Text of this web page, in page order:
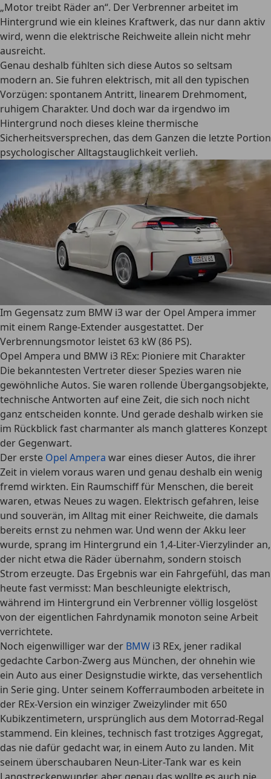
„Motor treibt Räder an“. Der Verbrenner arbeitet im
Hintergrund wie ein kleines Kraftwerk, das nur dann aktiv
wird, wenn die elektrische Reichweite allein nicht mehr
ausreicht.
Genau deshalb fühlten sich diese Autos so seltsam
modern an. Sie fuhren elektrisch, mit all den typischen
Vorzügen: spontanem Antritt, linearem Drehmoment,
ruhigem Charakter. Und doch war da irgendwo im
Hintergrund noch dieses kleine thermische
Sicherheitsversprechen, das dem Ganzen die letzte Portion
psychologischer Alltagstauglichkeit verlieh.
Im Gegensatz zum BMW i3 war der Opel Ampera immer
mit einem Range-Extender ausgestattet. Der
Verbrennungsmotor leistet 63 kW (86 PS).
Opel Ampera und BMW i3 REx: Pioniere mit Charakter
Die bekanntesten Vertreter dieser Spezies waren nie
gewöhnliche Autos. Sie waren rollende Übergangsobjekte,
technische Antworten auf eine Zeit, die sich noch nicht
ganz entscheiden konnte. Und gerade deshalb wirken sie
im Rückblick fast charmanter als manch glatteres Konzept
der Gegenwart.
Der erste Opel Ampera war eines dieser Autos, die ihrer
Zeit in vielem voraus waren und genau deshalb ein wenig
fremd wirkten. Ein Raumschiff für Menschen, die bereit
waren, etwas Neues zu wagen. Elektrisch gefahren, leise
und souverän, im Alltag mit einer Reichweite, die damals
bereits ernst zu nehmen war. Und wenn der Akku leer
wurde, sprang im Hintergrund ein 1,4-Liter-Vierzylinder an,
der nicht etwa die Räder übernahm, sondern stoisch
Strom erzeugte. Das Ergebnis war ein Fahrgefühl, das man
heute fast vermisst: Man beschleunigte elektrisch,
während im Hintergrund ein Verbrenner völlig losgelöst
von der eigentlichen Fahrdynamik monoton seine Arbeit
verrichtete.
Noch eigenwilliger war der BMW i3 REx, jener radikal
gedachte Carbon-Zwerg aus München, der ohnehin wie
ein Auto aus einer Designstudie wirkte, das versehentlich
in Serie ging. Unter seinem Kofferraumboden arbeitete in
der REx-Version ein winziger Zweizylinder mit 650
Kubikzentimetern, ursprünglich aus dem Motorrad-Regal
stammend. Ein kleines, technisch fast trotziges Aggregat,
das nie dafür gedacht war, in einem Auto zu landen. Mit
seinem überschaubaren Neun-Liter-Tank war es kein